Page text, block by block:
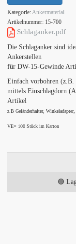
Kategorie:Ankermaterial
Artikelnummer: 15-700
Schlaganker.pdf
Die Schlaganker sind
Ankerstellen
für DW-15-Gewinde
Einfach vorbohren
mittels Einschlagdorn
Artikel
z.B Geländerhalter,
VE= 100 Stück im Karton
🟢